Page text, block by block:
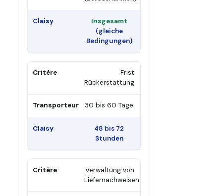
Insgesamt
(gleiche
Bedingungen)
Frist
Rückerstattung
30 bis 60 Tage
48 bis 72
Stunden
Verwaltung von
Liefernachweisen